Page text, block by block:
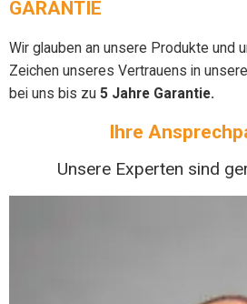
GARANTIE
Wir glauben an unsere Produkte und
Zeichen unseres Vertrauens in
bei uns bis zu 5 Jahre Garantie.
Ihre
Unsere Experten sind